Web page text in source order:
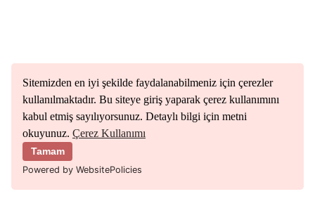
Sitemizden en iyi şekilde faydalanabilmeniz için çerezler
kullanılmaktadır. Bu siteye giriş yaparak çerez kullanımını
kabul etmiş sayılıyorsunuz. Detaylı bilgi için metni
okuyunuz. Çerez Kullanımı
Tamam
Powered by WebsitePolicies